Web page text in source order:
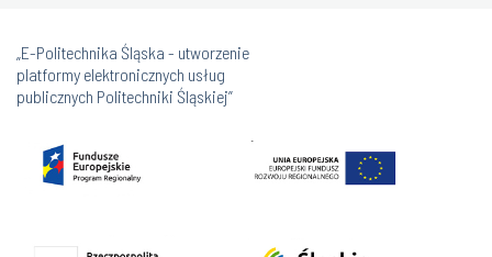
„E-Politechnika Śląska - utworzenie
platformy elektronicznych usług
publicznych Politechniki Śląskiej”